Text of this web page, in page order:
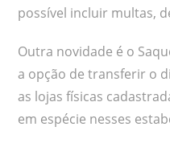
possível incluir multas,
Outra novidade é o
a opção de transferir o
as lojas físicas
em espécie nesses